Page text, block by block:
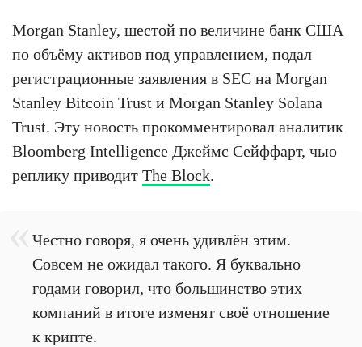
Morgan Stanley, шестой по величине банк США
по объёму активов под управлением, подал
регистрационные заявления в SEC на Morgan
Stanley Bitcoin Trust и Morgan Stanley Solana
Trust. Эту новость прокомментировал аналитик
Bloomberg Intelligence Джеймс Сейффарт, чью
реплику приводит The Block.
Честно говоря, я очень удивлён этим.
Совсем не ожидал такого. Я буквально
годами говорил, что большинство этих
компаний в итоге изменят своё отношение
к крипте.